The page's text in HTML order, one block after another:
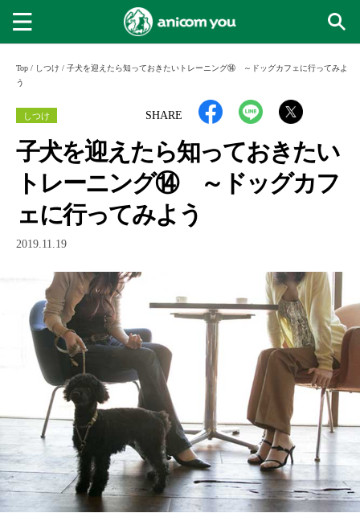
Top / しつけ / 子犬を迎えたら知っておきたいトレーニング⑭ ～ドッグカフェに行ってみよ
う
SHARE
しつけ
子犬を迎えたら知っておきたい
トレーニング⑭ ～ドッグカフ
ェに行ってみよう
2019.11.19